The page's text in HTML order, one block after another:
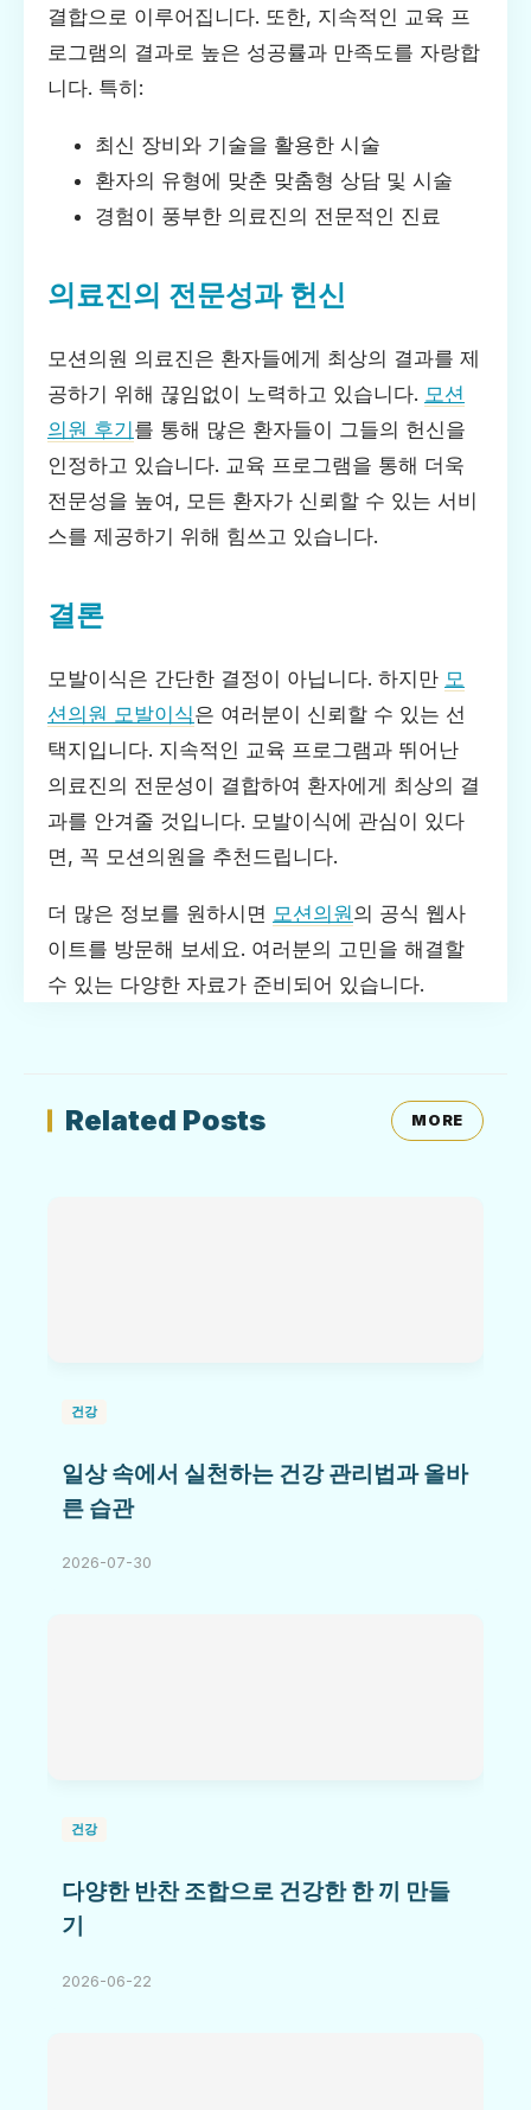
결합으로 이루어집니다. 또한, 지속적인 교육 프
로그램의 결과로 높은 성공률과 만족도를 자랑합
니다. 특히:
최신 장비와 기술을 활용한 시술
환자의 유형에 맞춘 맞춤형 상담 및 시술
경험이 풍부한 의료진의 전문적인 진료
의료진의 전문성과 헌신
모션의원 의료진은 환자들에게 최상의 결과를 제
공하기 위해 끊임없이 노력하고 있습니다. 모션
의원 후기 를 통해 많은 환자들이 그들의 헌신을
인정하고 있습니다. 교육 프로그램을 통해 더욱
전문성을 높여, 모든 환자가 신뢰할 수 있는 서비
스를 제공하기 위해 힘쓰고 있습니다.
결론
모발이식은 간단한 결정이 아닙니다. 하지만 모
션의원 모발이식은 여러분이 신뢰할 수 있는 선
택지입니다. 지속적인 교육 프로그램과 뛰어난
의료진의 전문성이 결합하여 환자에게 최상의 결
과를 안겨줄 것입니다. 모발이식에 관심이 있다
면, 꼭 모션의원을 추천드립니다.
더 많은 정보를 원하시면 모션의원의 공식 웹사
이트를 방문해 보세요. 여러분의 고민을 해결할
수 있는 다양한 자료가 준비되어 있습니다.
Related Posts MORE
건강
일상 속에서 실천하는 건강 관리법과 올바
른 습관
2026-07-30
건강
다양한 반찬 조합으로 건강한 한 끼 만들
기
2026-06-22